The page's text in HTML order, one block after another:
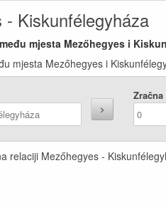
- Kiskunfélegyháza
mjesta Mezőhegyes i
mjesta Mezőhegyes i
relaciji Mezőhegyes -